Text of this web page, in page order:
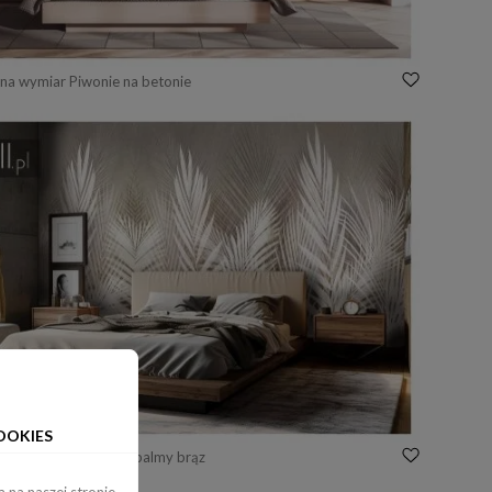
wymiar Piwonie na betonie
wymiar Delikatne palmy brąz